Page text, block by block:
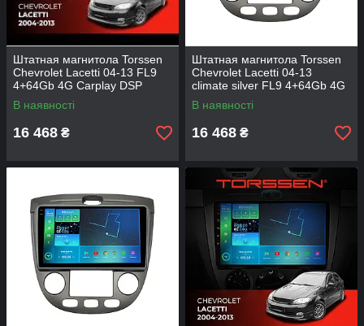
Штатная магнитола Torssen
Chevrolet Lacetti 04-13 FL9
4+64Gb 4G Carplay DSP
В наявності
16 468 ₴
Штатная магнитола Torssen
Chevrolet Lacetti 04-13
climate silver FL9 4+64Gb 4G
Carplay DSP
В наявності
16 468 ₴